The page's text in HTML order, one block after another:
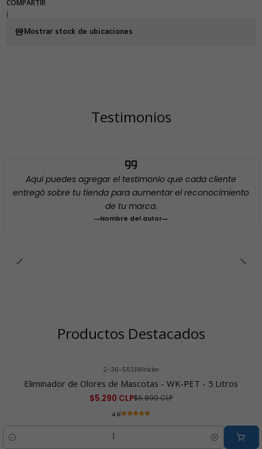
COMPARTIR
Mostrar stock de ubicaciones
Testimonios
Aquí puedes agregar el testimonio que cada cliente
entregó sobre tu tienda para aumentar el reconocimiento
de tu marca.
Nombre del autor
Productos Destacados
2-36-552|Winkler
Eliminador de Olores de Mascotas - WK-PET - 5 Litros
$5.290 CLP$6.890 CLP
4.9
Cantidad